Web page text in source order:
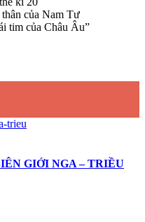
của Nam Tư
tim của Châu Âu”
GIỚI NGA – TRIỀU